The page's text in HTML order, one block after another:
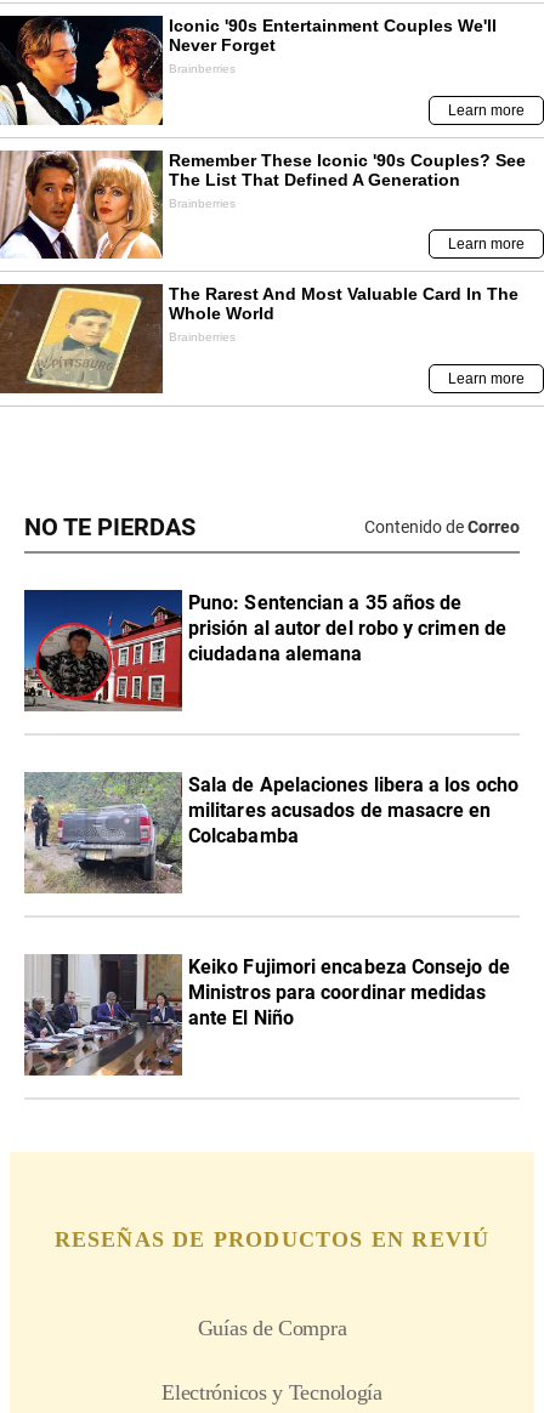
NO TE PIERDAS Contenido deCorreo
Puno: Sentencian a 35 años de
prisión al autor del robo y crimen de
ciudadana alemana
Sala de Apelaciones libera a los ocho
militares acusados de masacre en
Colcabamba
Keiko Fujimori encabeza Consejo de
Ministros para coordinar medidas
ante El Niño